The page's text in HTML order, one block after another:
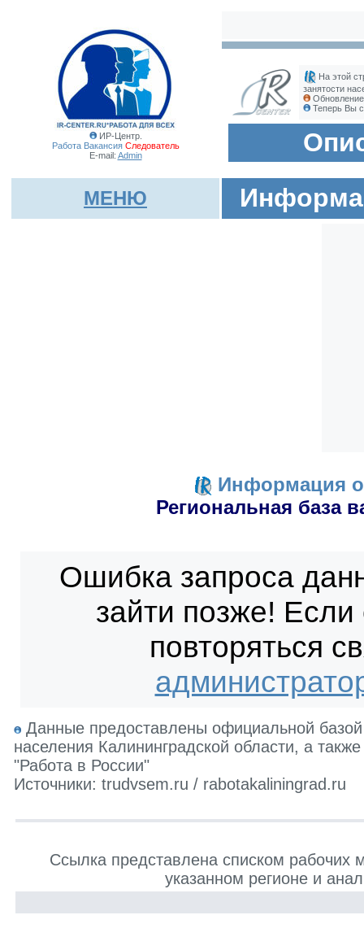
ИР-Центр.
Работа ВакансияСледователь
E-mail: Admin
На этой
занятости
Теперь Вы
МЕНЮ
Информация о
Региональная база
Ошибка запроса
зайти позже!
повторяться
Данные предоставлены официальной базой
населения Калининградской области, а
"Работа в России"
Источники: trudvsem.ru / rabotakaliningrad.ru
Ссылка представлена списком рабочих
указанном регионе и